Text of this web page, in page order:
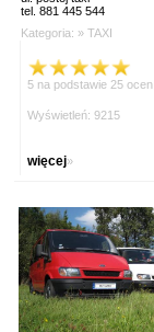
tel. 881 445 544
Kategoria: » TAXI
5 na podstawie 25 ocen
Wyświetleń: 9215
więcej»